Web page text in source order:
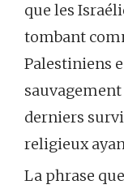
que les
tombant
Palestiniens
derniers
religieux
La phrase